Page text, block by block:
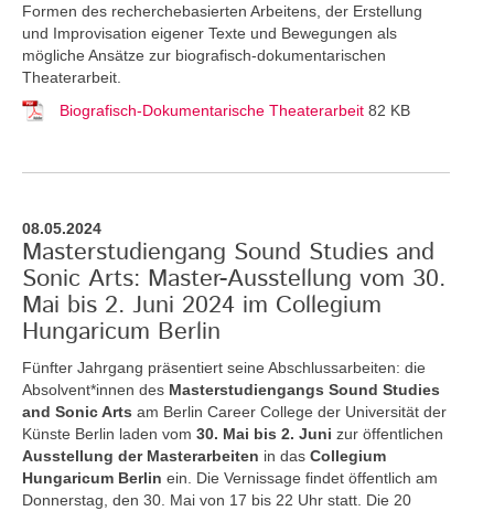
Formen des recherchebasierten Arbeitens, der Erstellung
und Improvisation eigener Texte und Bewegungen als
mögliche Ansätze zur biografisch-dokumentarischen
Theaterarbeit.
Biografisch-Dokumentarische Theaterarbeit 82 KB
08.05.2024
Masterstudiengang Sound Studies and
Sonic Arts: Master-Ausstellung vom 30.
Mai bis 2. Juni 2024 im Collegium
Hungaricum Berlin
Fünfter Jahrgang präsentiert seine Abschlussarbeiten: die
Absolvent*innen des Masterstudiengangs Sound Studies
and Sonic Arts am Berlin Career College der Universität der
Künste Berlin laden vom 30. Mai bis 2. Juni zur öffentlichen
Ausstellung der Masterarbeiten in das Collegium
Hungaricum Berlin ein. Die Vernissage findet öffentlich am
Donnerstag, den 30. Mai von 17 bis 22 Uhr statt. Die 20